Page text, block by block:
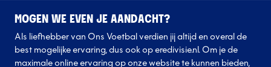
MOGEN WE EVEN JE AANDACHT?
Als liefhebber van Ons Voetbal verdien jij altijd en overal de
best mogelijke ervaring, dus ook op eredivisie.nl. Om je de
maximale online ervaring op onze website te kunnen bieden,